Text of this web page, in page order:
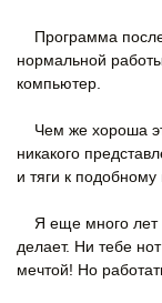
Программа после
нормальной
компьютер.
Чем же хороша
никакого
и тяги к подобному
Я еще много лет
делает. Ни тебе
мечтой! Но